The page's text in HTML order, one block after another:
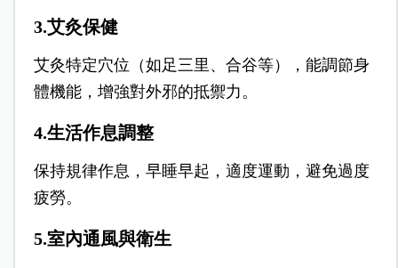
3.艾灸保健
艾灸特定穴位（如足三里、合谷等），能調節身
體機能，增強對外邪的抵禦力。
4.生活作息調整
保持規律作息，早睡早起，適度運動，避免過度
疲勞。
5.室內通風與衛生